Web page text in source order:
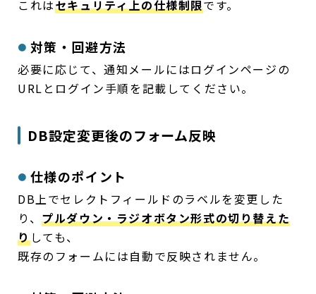
これはセキュリティ上の仕様制限です。
対策・回避方法
必要に応じて、通知メールにはログインページの
URLとログイン手順を記載してください。
DB設定変更後のフォーム反映
仕様のポイント
DB上でセレクトフィールドのラベルを変更した
り、プルダウン・ラジオボタン形式の切り替えた
りしても、
既存のフォームには自動で反映されません。